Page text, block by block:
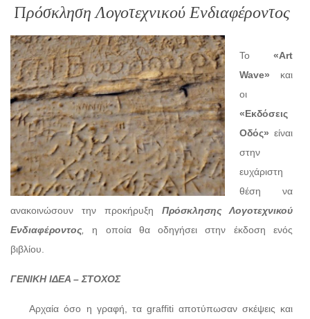
Πρόσκληση Λογοτεχνικού Ενδιαφέροντος
Το «Αrt
Wave» και
οι
«Εκδόσεις
Οδός» είναι
στην
ευχάριστη
θέση να
ανακοινώσουν την προκήρυξη Πρόσκλησης Λογοτεχνικού
Ενδιαφέροντος ,η οποία θα οδηγήσει στην έκδοση ενός
βιβλίου.
ΓΕΝΙΚΗ ΙΔΕΑ – ΣΤΟΧΟΣ
Αρχαία όσο η γραφή, τα graffiti αποτύπωσαν σκέψεις και